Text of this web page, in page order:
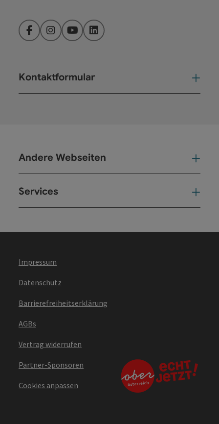
FacebookInstagramYouTubeLinkedIn
Kontaktformular
Andere Webseiten
Services
Impressum
Datenschutz
Barrierefreiheitserklärung
AGBs
Vertrag widerrufen
Partner-Sponsoren
Cookies anpassen